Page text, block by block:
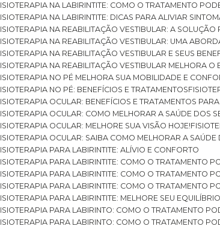
FISIOTERAPIA NA LABIRINTITE: COMO O TRATAMENTO
FISIOTERAPIA NA LABIRINTITE: DICAS PARA ALIVIAR
FISIOTERAPIA NA REABILITAÇÃO VESTIBULAR: A
FISIOTERAPIA NA REABILITAÇÃO VESTIBULAR: UMA
FISIOTERAPIA NA REABILITAÇÃO VESTIBULAR E SEUS
FISIOTERAPIA NA REABILITAÇÃO VESTIBULAR MELHORA
FISIOTERAPIA NO PÉ MELHORA SUA MOBILIDADE E
FISIOTERAPIA NO PÉ: BENEFÍCIOS E TRATAMENTOS
FISIOTERAPIA OCULAR: BENEFÍCIOS E TRATAMENTOS
FISIOTERAPIA OCULAR: COMO MELHORAR A SAÚDE DOS
FISIOTERAPIA OCULAR: MELHORE SUA VISÃO HOJE!
FISIOTERAPIA OCULAR: SAIBA COMO MELHORAR A
FISIOTERAPIA PARA LABIRINTITE: ALÍVIO E CONFORTO
FISIOTERAPIA PARA LABIRINTITE: COMO O TRATAMENTO
FISIOTERAPIA PARA LABIRINTITE: COMO O TRATAMENTO
FISIOTERAPIA PARA LABIRINTITE: COMO O TRATAMENTO
FISIOTERAPIA PARA LABIRINTITE: MELHORE SEU EQUILÍBRIO
FISIOTERAPIA PARA LABIRINTO: COMO O TRATAMENTO
FISIOTERAPIA PARA LABIRINTO: COMO O TRATAMENTO